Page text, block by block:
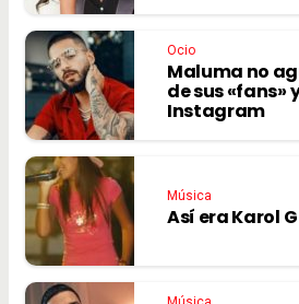
Ocio
Maluma no
de sus «fans»
Instagram
Música
Así era Karol